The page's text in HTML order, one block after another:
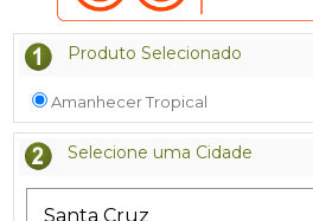
Produto Selecionado
Amanhecer Tropical
Selecione uma Cidade